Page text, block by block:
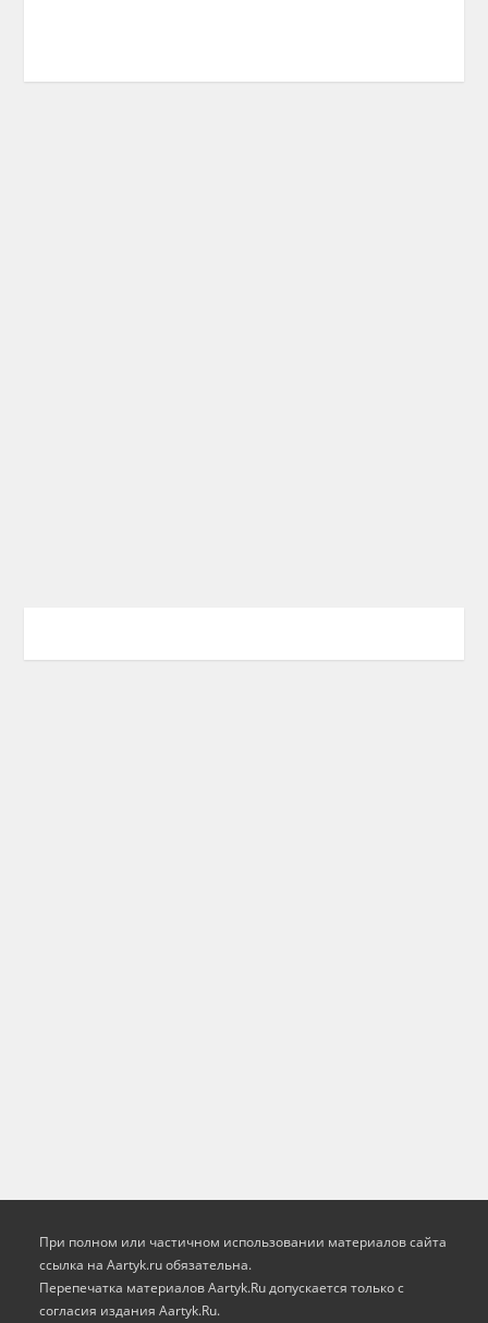
При полном или частичном использовании материалов сайта
ссылка на Aartyk.ru oбязательна.
Перепечатка материалов Aartyk.Ru допускается только с
согласия издания Aartyk.Ru.